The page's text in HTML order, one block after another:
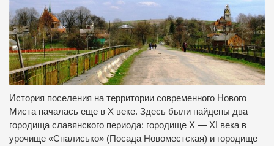
История поселения на территории современного Нового
Миста началась еще в Х веке. Здесь были найдены два
городища славянского периода: городище X — XI века в
урочище «Спалисько» (Посада Новоместская) и городище